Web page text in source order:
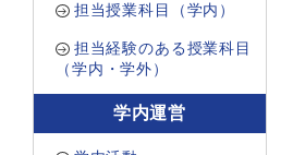
担当授業科目（学内）
担当経験のある授業科目
（学内・学外）
学内運営